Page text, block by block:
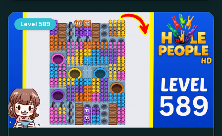
Level 589